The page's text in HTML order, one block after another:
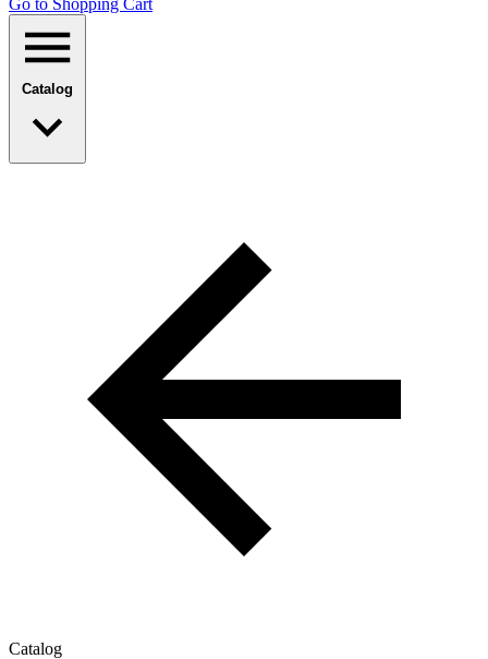
Go to Shopping Сart
Catalog
Catalog